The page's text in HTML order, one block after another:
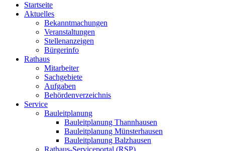
Startseite
Aktuelles
Bekanntmachungen
Veranstaltungen
Stellenanzeigen
Bürgerinfo
Rathaus
Mitarbeiter
Sachgebiete
Aufgaben
Behördenverzeichnis
Service
Bauleitplanung
Bauleitplanung Thannhausen
Bauleitplanung Münsterhausen
Bauleitplanung Balzhausen
Rathaus-Serviceportal (RSP)